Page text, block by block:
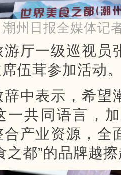
州日报全媒体记
游厅一级巡视员
伍茸参加活动
辞中表示，希望
一共同语言，
合产业资源，全
之都”的品牌越